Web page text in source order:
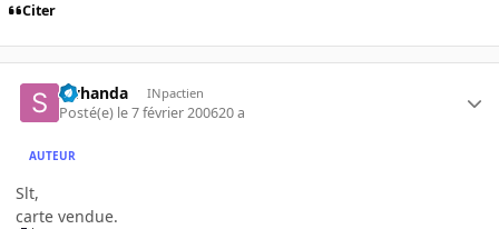
Citer
swhanda INpactien
Posté(e) le 7 février 200620 a
AUTEUR
Slt,
carte vendue.